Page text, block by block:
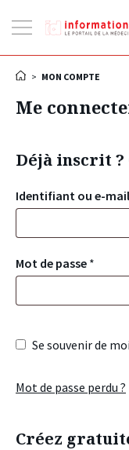
la
> MON COMPTE
Me
Déjà inscrit ?
Identifiant ou e-mail
Mot de passe *
Se souvenir de moi
Mot de passe perdu ?
Créez